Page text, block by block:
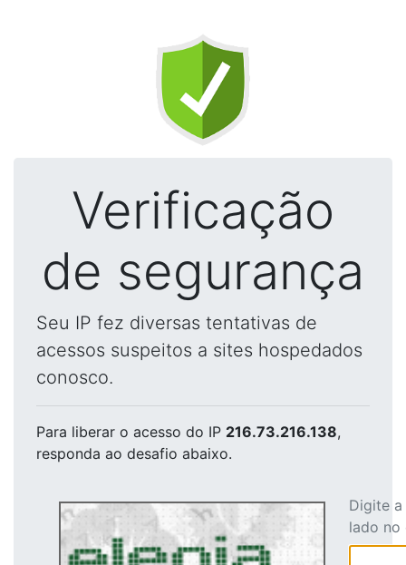
Verificação
de segurança
Seu IP fez diversas tentativas de
acessos suspeitos a sites hospedados
conosco.
Para liberar o acesso do IP 216.73.216.138,
responda ao desafio abaixo.
Digite
lado no